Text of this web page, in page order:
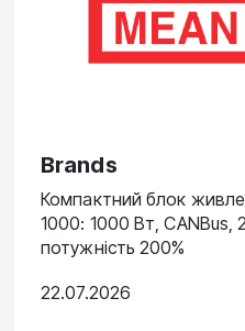
Brands
Компактний блок
1000: 1000 Вт, CANBus,
потужність 200%
22.07.2026